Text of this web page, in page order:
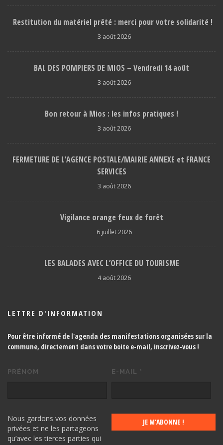
Restitution du matériel prêté : merci pour votre solidarité !
3 août 2026
BAL DES POMPIERS DE MIOS – Vendredi 14 août
3 août 2026
Bon retour à Mios : les infos pratiques !
3 août 2026
FERMETURE DE L’AGENCE POSTALE/MAIRIE ANNEXE et FRANCE
SERVICES
3 août 2026
Vigilance orange feux de forêt
6 juillet 2026
LES BALADES AVEC L’OFFICE DU TOURISME
4 août 2026
LETTRE D'INFORMATION
Pour être informé de l'agenda des manifestations organisées sur la
commune, directement dans votre boite e-mail, inscrivez-vous !
PRÉNOM E-MAIL *
Nous gardons vos données
privées et ne les partageons
qu’avec les tierces parties qui